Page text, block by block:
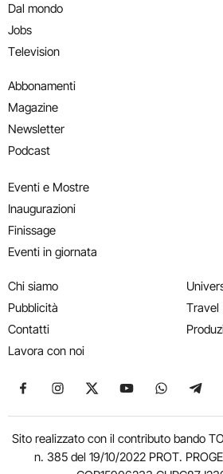
Dal mondo
Jobs
Television
Abbonamenti
Magazine
Newsletter
Podcast
Eventi e Mostre
Inaugurazioni
Finissage
Eventi in giornata
Chi siamo
Pubblicità
Contatti
Lavora con noi
Travel
Seguici su Facebook
Seguici su Instagram
Seguici su X
Seguici suSeguici su
Sito realizzato con il contributo bando
n. 385 del 19/10/2022 PROT.